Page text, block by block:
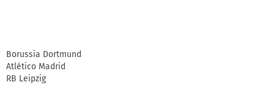
Borussia Dortmund
Atlético Madrid
RB Leipzig